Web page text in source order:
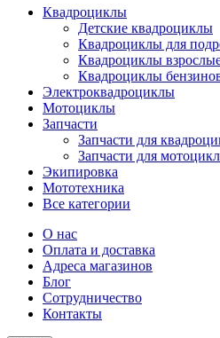
Квадроциклы
Детские квадроциклы
Квадроциклы для
Квадроциклы
Квадроциклы
Электроквадроциклы
Мотоциклы
Запчасти
Запчасти для
Запчасти для
Экипировка
Мототехника
Все категории
О нас
Оплата и доставка
Адреса магазинов
Блог
Сотрудничество
Контакты